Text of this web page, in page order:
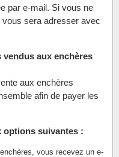
par e-mail. Si vous ne
sera adresser avec
aux enchères
aux enchères
afin de payer les
options suivantes :
vous recevez un e-
Japon